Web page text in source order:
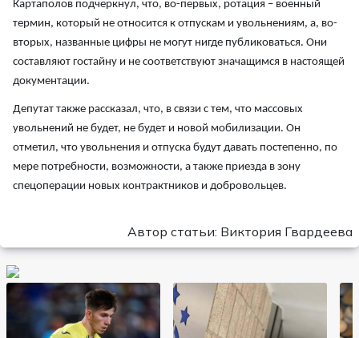
Картаполов подчеркнул, что, во-первых, ротация – военный
термин, который не относится к отпускам и увольнениям, а, во-
вторых, названные цифры не могут нигде публиковаться. Они
составляют гостайну и не соответствуют значащимся в настоящей
документации.
Депутат также рассказал, что, в связи с тем, что массовых
увольнений не будет, не будет и новой мобилизации. Он
отметил, что увольнения и отпуска будут давать постепенно, по
мере потребности, возможности, а также приезда в зону
спецоперации новых контрактников и добровольцев.
Автор статьи: Виктория Гвардеева